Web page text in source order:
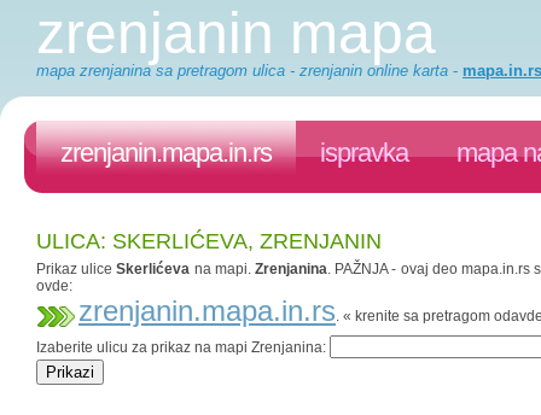
zrenjanin mapa
mapa zrenjanina sa pretragom ulica - zrenjanin online karta - mapa.in.rs
zrenjanin.mapa.in.rs ispravka mapa
ULICA: SKERLIĆEVA, ZRENJANIN
Prikaz uliceSkerlićeva na mapi. Zrenjanina. PAŽNJA - ovaj deo mapa.in.rs
ovde:
zrenjanin.mapa.in.rs. « krenite sa pretragom
Izaberite ulicu za prikaz na mapi Zrenjanina: